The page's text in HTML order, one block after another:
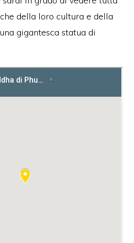
della loro cultura e della
gigantesca statua di